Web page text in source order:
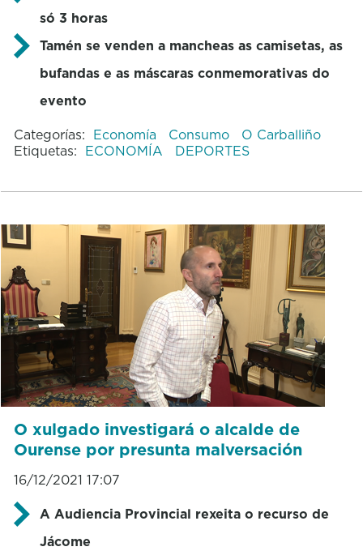
só 3 horas
Tamén se venden a mancheas as camisetas, as
bufandas e as máscaras conmemorativas do
evento
Categorías: Economía Consumo
O Carballiño
Etiquetas: ECONOMÍA DEPORTES
O xulgado investigará o alcalde de
Ourense por presunta malversación
16/12/2021 17:07
A Audiencia Provincial rexeita o recurso de
Jácome